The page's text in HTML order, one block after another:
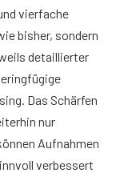
vierfache
bisher, sondern
detaillierter
Das Schärfen
nur
Aufnahmen
verbessert